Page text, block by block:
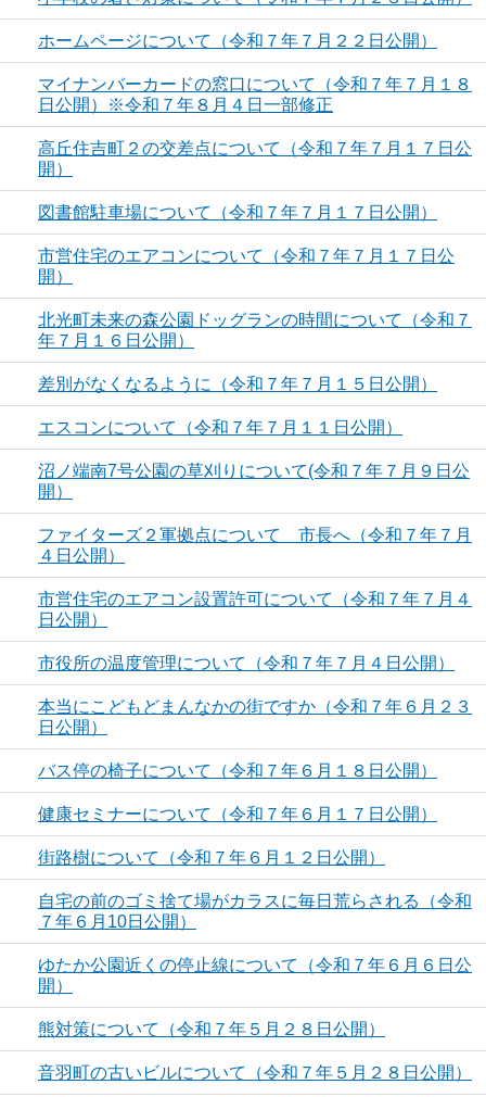
ホームページについて（令和７年７月２２日公開）
マイナンバーカードの窓口について（令和７年７月１８
日公開）※令和７年８月４日一部修正
高丘住吉町２の交差点について（令和７年７月１７日公
開）
図書館駐車場について（令和７年７月１７日公開）
市営住宅のエアコンについて（令和７年７月１７日公
開）
北光町未来の森公園ドッグランの時間について（令和７
年７月１６日公開）
差別がなくなるように（令和７年７月１５日公開）
エスコンについて（令和７年７月１１日公開）
沼ノ端南7号公園の草刈りについて(令和７年７月９日公
開）
ファイターズ２軍拠点について 市長へ（令和７年７月
４日公開）
市営住宅のエアコン設置許可について（令和７年７月４
日公開）
市役所の温度管理について（令和７年７月４日公開）
本当にこどもどまんなかの街ですか（令和７年６月２３
日公開）
バス停の椅子について（令和７年６月１８日公開）
健康セミナーについて（令和７年６月１７日公開）
街路樹について（令和７年６月１２日公開）
自宅の前のゴミ捨て場がカラスに毎日荒らされる（令和
７年６月10日公開）
ゆたか公園近くの停止線について（令和７年６月６日公
開）
熊対策について（令和７年５月２８日公開）
音羽町の古いビルについて（令和７年５月２８日公開）